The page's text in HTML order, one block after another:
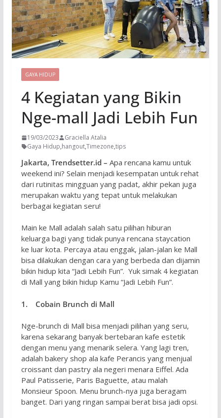
GAYA HIDUP
4 Kegiatan yang Bikin
Nge-mall Jadi Lebih Fun
19/03/2023
Graciella Atalia
Gaya Hidup,hangout,Timezone,tips
Jakarta, Trendsetter.id – Apa rencana kamu untuk
weekend ini? Selain menjadi kesempatan untuk rehat
dari rutinitas mingguan yang padat, akhir pekan juga
merupakan waktu yang tepat untuk melakukan
berbagai kegiatan seru!
Main ke Mall adalah salah satu pilihan hiburan
keluarga bagi yang tidak punya rencana staycation
ke luar kota. Percaya atau enggak, jalan-jalan ke Mall
bisa dilakukan dengan cara yang berbeda dan dijamin
bikin hidup kita “Jadi Lebih Fun”. Yuk simak 4 kegiatan
di Mall yang bikin hidup Kamu “Jadi Lebih Fun”.
1. Cobain Brunch di Mall
Nge-brunch di Mall bisa menjadi pilihan yang seru,
karena sekarang banyak bertebaran kafe estetik
dengan menu yang menarik selera. Yang lagi tren,
adalah bakery shop ala kafe Perancis yang menjual
croissant dan pastry ala negeri menara Eiffel. Ada
Paul Patisserie, Paris Baguette, atau malah
Monsieur Spoon. Menu brunch-nya juga beragam
banget. Dari yang ringan sampai berat bisa jadi opsi.